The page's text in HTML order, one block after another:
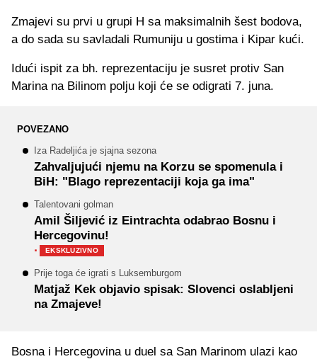
Zmajevi su prvi u grupi H sa maksimalnih šest bodova,
a do sada su savladali Rumuniju u gostima i Kipar kući.
Idući ispit za bh. reprezentaciju je susret protiv San
Marina na Bilinom polju koji će se odigrati 7. juna.
POVEZANO
Iza Radeljića je sjajna sezona
Zahvaljujući njemu na Korzu se spomenula i
BiH: "Blago reprezentaciji koja ga ima"
Talentovani golman
Amil Šiljević iz Eintrachta odabrao Bosnu i
Hercegovinu!
· EKSKLUZIVNO
Prije toga će igrati s Luksemburgom
Matjaž Kek objavio spisak: Slovenci oslabljeni
na Zmajeve!
Bosna i Hercegovina u duel sa San Marinom ulazi kao